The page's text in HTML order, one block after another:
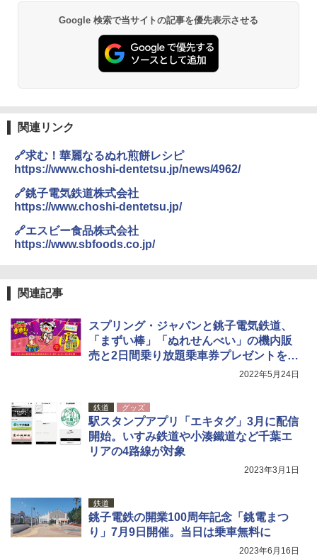
Google 検索で当サイトの記事を優先表示させる
関連リンク
🔗求む！華麗なるぬれ煎餅レシピ
https://www.choshi-dentetsu.jp/news/4962/
🔗銚子電気鉄道株式会社
https://www.choshi-dentetsu.jp/
🔗エスビー食品株式会社
https://www.sbfoods.co.jp/
関連記事
スプリング・ジャパンと銚子電気鉄道、
「まずい棒」「ぬれせんべい」の機内販
売と2日間乗り放題乗車券プレゼントを実
2022年5月24日
鉄道 グッズ
駅スタンプアプリ「エキタグ」3月に配信
開始。いすみ鉄道や小湊鐵道など千葉エ
リアの4路線が対象
2023年3月1日
鉄道
銚子電鉄の開業100周年記念「銚電まつ
り」7月9日開催。当日は乗車無料に
2023年6月16日